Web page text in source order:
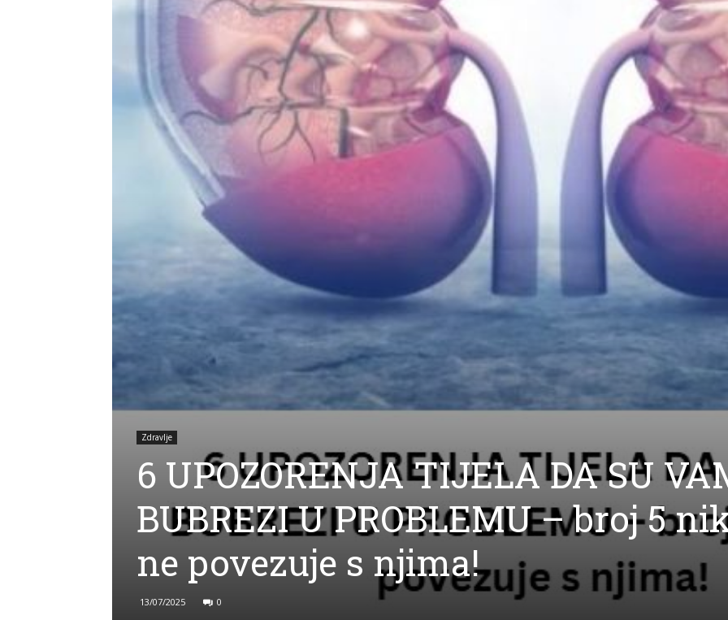
Zdravlje
6 UPOZORENJA TIJELA DA SU
BUBREZI U PROBLEMU – broj 5
ne povezuje s njima!
13/07/2025 0